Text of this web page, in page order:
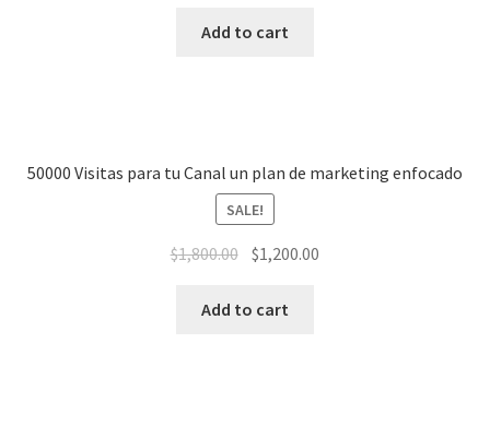
Add to cart
50000 Visitas para tu Canal un plan de marketing enfocado
SALE!
$1,800.00 $1,200.00
Add to cart